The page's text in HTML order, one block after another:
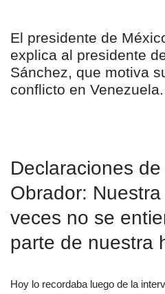
El presidente de
explica al presidente
Sánchez, que motiva
conflicto en Venezuela.
Declaraciones
Obrador:
veces no se
parte de nuestra
Hoy lo recordaba luego de la